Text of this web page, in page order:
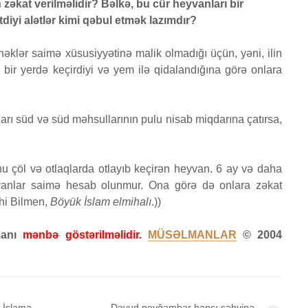
verilməlidir? Bəlkə, bu cür heyvanları bir
alətlər kimi qəbul etmək lazımdır?
saimə xüsusiyyətinə malik olmadığı üçün, yəni, ilin
bir yerdə keçirdiyi və yem ilə qidalandığına görə onlara
süd və süd məhsullarının pulu nisab miqdarına çatırsa,
çöl və otlaqlarda otlayıb keçirən heyvan. 6 ay və daha
saimə hesab olunmur. Ona görə də onlara zəkat
Bilmen, Böyük İslam elmihalı.))
mənbə göstərilməlidir. MÜSƏLMANLAR © 2004
52 Baxış
Səcdə surəsi
80 Baxış
olmazmı?
27 Baxış